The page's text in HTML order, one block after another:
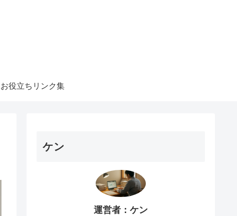
お役立ちリンク集
ケン
運営者：ケン